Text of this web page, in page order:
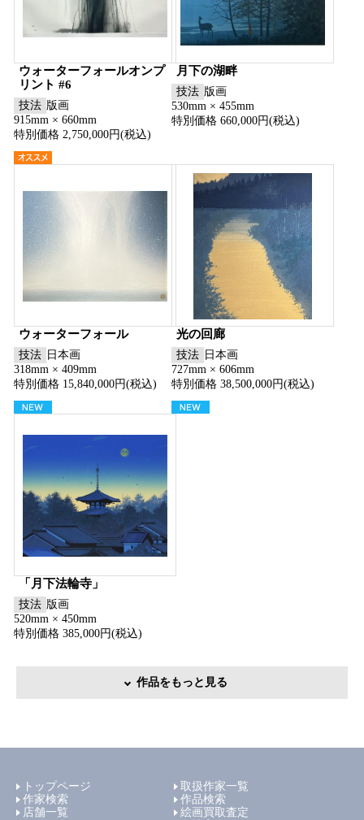
ウォーターフォールオンプ
リント #6
技法 版画
915mm × 660mm
特別価格 2,750,000円(税込)
月下の湖畔
技法 版画
530mm × 455mm
特別価格 660,000円(税込)
ウォーターフォール
技法 日本画
318mm × 409mm
特別価格 15,840,000円(税込)
光の回廊
技法 日本画
727mm × 606mm
特別価格 38,500,000円(税込)
「月下法輪寺」
技法 版画
520mm × 450mm
特別価格 385,000円(税込)
作品をもっと見る
トップページ
取扱作家一覧
作家検索
作品検索
店舗一覧
絵画買取査定